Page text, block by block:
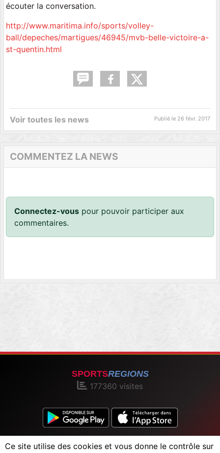
écouter la conversation.
http://www.maritima.info/sports/volley-
ball/depeches/martigues/46945/mvb-belle-victoire-a-
st-quentin.html
Voir toutes les news Publié le 26 févr. 2017
COMMENTEZ LA NEWS
Connectez-vous pour pouvoir participer aux
commentaires.
SPORTSREGIONS
177360 visites
Charte cookies
Gestion des cookies
Ce site utilise des cookies et vous donne le contrôle sur